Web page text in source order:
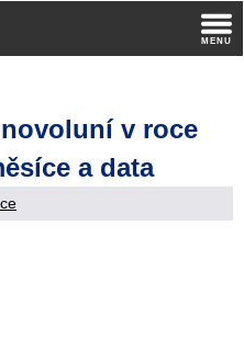
v roce
a data